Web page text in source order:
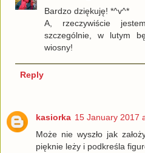
Bardzo dziękuję! *^v^*
A, rzeczywiście
szczególnie, w lutym
wiosny!
Reply
kasiorka 15 January 2017
Może nie wyszło jak
pięknie leży i podkreśla